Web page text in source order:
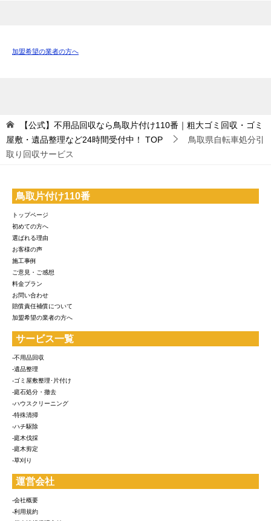
加盟希望の業者の方へ
【公式】不用品回収なら鳥取片付け110番｜粗大ゴミ回収・ゴミ
屋敷・遺品整理など24時間受付中！
TOP
鳥取県自転車処分引
取り回収サービス
鳥取片付け110番
トップページ
初めての方へ
選ばれる理由
お客様の声
施工事例
ご意見・ご感想
料金プラン
お問い合わせ
賠償責任補償について
加盟希望の業者の方へ
サービス一覧
-不用品回収
-遺品整理
-ゴミ屋敷整理･片付け
-庭石処分・撤去
-ハウスクリーニング
-特殊清掃
-ハチ駆除
-庭木伐採
-庭木剪定
-草刈り
運営会社
-会社概要
-利用規約